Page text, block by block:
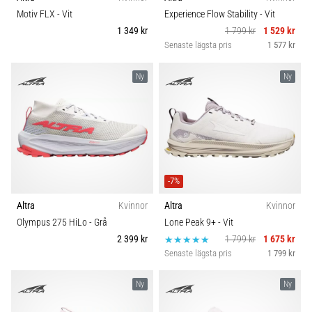
Vilka
8 min. läsning
Plantar
fasciit:
och
behandling
hälsmärta
Komfort och dämpning
Motiv FLX - Vit
1 349 kr
Experience Flow Stability- Vit
1 799 kr
1 529 kr
Senaste lägsta pris 1 577 kr
Ny
Altra
Kvinnor
Olympus 275 HiLo- Grå
2 399 kr
Ny
-7%
Altra
Kvinnor
Lone Peak 9+- Vit
1 799 kr
1 675 kr
Senaste lägsta pris 1 799 kr
Ny Ny